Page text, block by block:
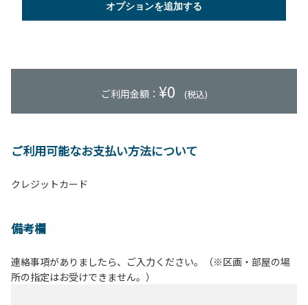
オプションを追加する
ご利用金額： ¥0 (税込)
ご利用可能なお支払い方法について
クレジットカード
備考欄
連絡事項がありましたら、ご入力ください。（※区画・部屋の場
所の指定はお受けできません。）